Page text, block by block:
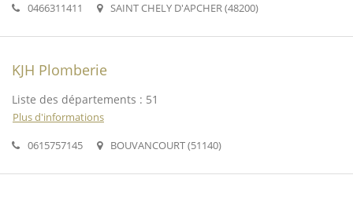
0466311411
SAINT CHELY D'APCHER (48200)
KJH Plomberie
Liste des départements : 51
Plus d'informations
0615757145
BOUVANCOURT (51140)